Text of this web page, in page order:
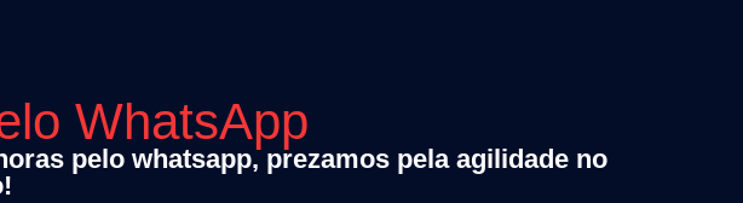
WhatsApp
pelo whatsapp, prezamos pela agilidade no